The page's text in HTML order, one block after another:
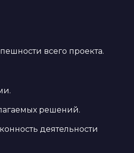
всего проекта.
решений.
деятельности